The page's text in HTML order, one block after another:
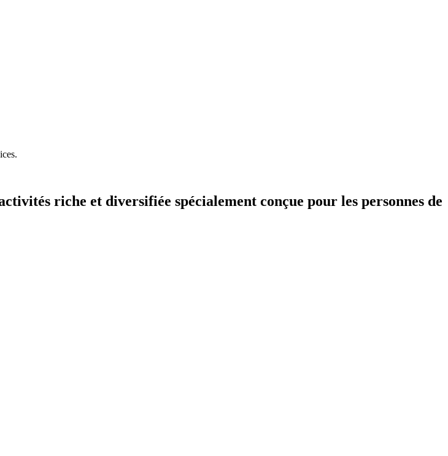
riche et diversifiée spécialement conçue pour les personnes de